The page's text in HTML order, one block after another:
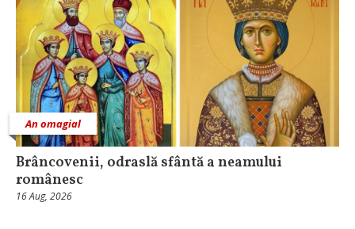
An omagial
Brâncovenii, odraslă sfântă a neamului
românesc
16 Aug, 2026